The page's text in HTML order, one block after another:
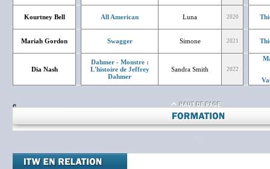
Kourtney Bell All American Luna 2020
Mariah Gordon Swagger Simone 2021
Dia Nash
Dahmer - Monstre :
L'histoire de Jeffrey
Dahmer
Sandra Smith 2022
e